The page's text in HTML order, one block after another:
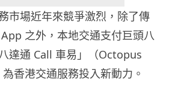
市場近年來競爭激烈，除了傳
之外，本地交通支付巨頭八
達通 Call 車易」（Octopus
香港交通服務投入新動力。